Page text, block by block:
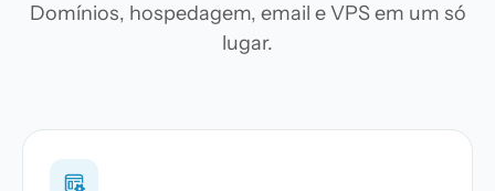
Domínios, hospedagem, email e VPS em um só
lugar.